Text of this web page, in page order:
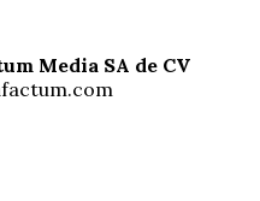
Media SA de CV